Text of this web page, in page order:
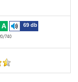
A 69 db
740